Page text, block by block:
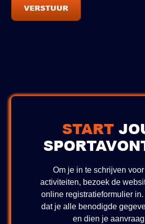
START
Om je in te schrijven
activiteiten, bezoek de
online registratieformulier
dat je alle benodigde
en dien je